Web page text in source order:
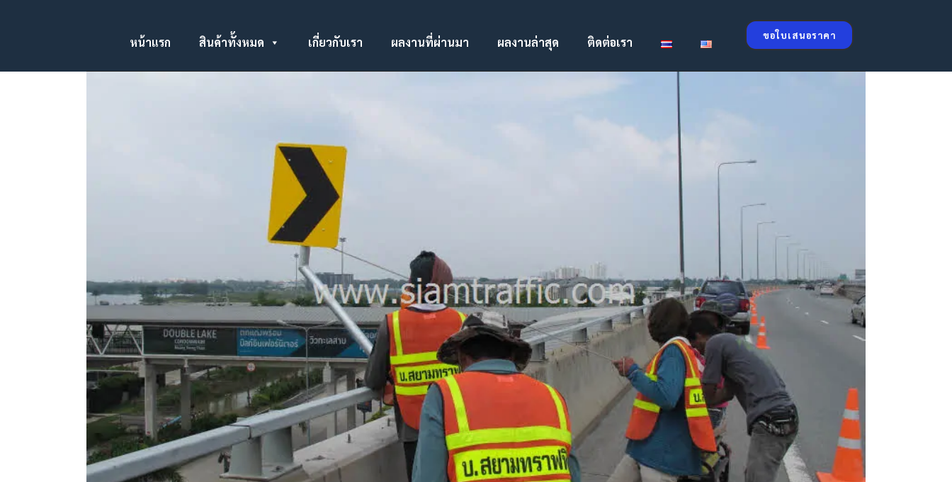
ขอใบเสนอราคา
หน้าแรก สินค้าทั้งหมด เกี่ยวกับเรา ผลงานที่ผ่านมา ผลงานล่าสุด ติดต่อเรา